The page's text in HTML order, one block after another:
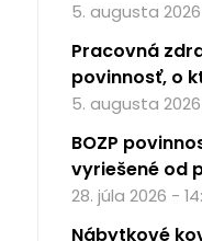
5. augusta 2026
Pracovná
povinnosť, o
5. augusta 2026
BOZP
vyriešené od
28. júla 2026 -
Nábytkové